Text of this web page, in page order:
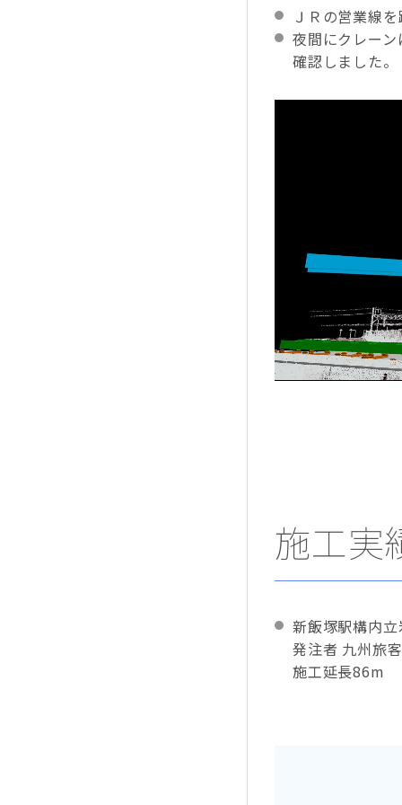
ＪＲの営業線
夜間にクレー
確認しました。
施工実
新飯塚駅構内
発注者 九州旅
施工延長86m